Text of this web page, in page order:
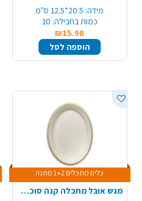
מידה: 20.5*12.5 ס"מ
כמות בחבילה: 10
₪15.90
הוספה לסל
כלים מתכלים 1+2 מתנה
מגש אובל מתכלה קנה סוכר מודפס 20 יח' - זהב